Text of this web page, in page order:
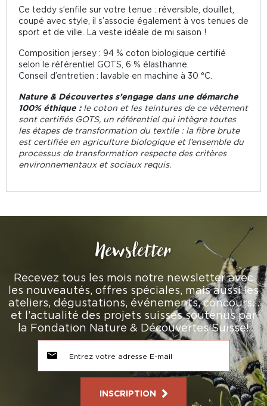
Ce teddy s’enfile sur votre tenue : réversible, douillet,
coupé avec style, il s’associe également à vos tenues de
sport et de ville. La veste idéale de mi saison !
Composition jersey : 94 % coton biologique certifié
selon le référentiel GOTS, 6 % élasthanne.
Conseil d’entretien : lavable en machine à 30 °C.
Nature & Découvertes s’engage dans une démarche
100% éthique : le coton et les teintures de ce vêtement
sont certifiés GOTS, un référentiel qui intègre toutes
les étapes de transformation du textile : la fibre brute
est certifiée en agriculture biologique et l’ensemble du
processus de transformation respecte des critères
environnementaux et sociaux requis.
Newsletter
Recevez tous les mois notre newsletter avec
les nouveautés, offres spéciales, mais aussi les
ateliers, dégustations, événements, concours…
et l’actualité des projets suisses soutenus par
la Fondation Nature & Découvertes Suisse!
INSCRIPTION